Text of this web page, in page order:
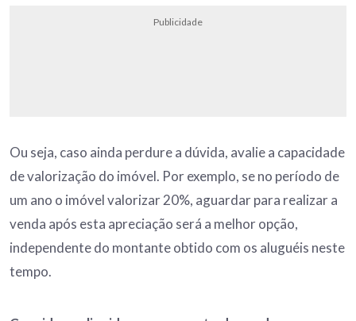
Publicidade
Ou seja, caso ainda perdure a dúvida, avalie a capacidade
de valorização do imóvel. Por exemplo, se no período de
um ano o imóvel valorizar 20%, aguardar para realizar a
venda após esta apreciação será a melhor opção,
independente do montante obtido com os aluguéis neste
tempo.